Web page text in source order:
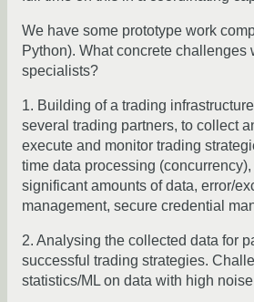
We have some prototype work
Python). What concrete challenges
specialists?
1. Building of a trading
several trading partners, to collect
execute and monitor trading
time data processing
significant amounts of data, error/
management, secure credential
2. Analysing the collected data for
successful trading strategies.
statistics/ML on data with high